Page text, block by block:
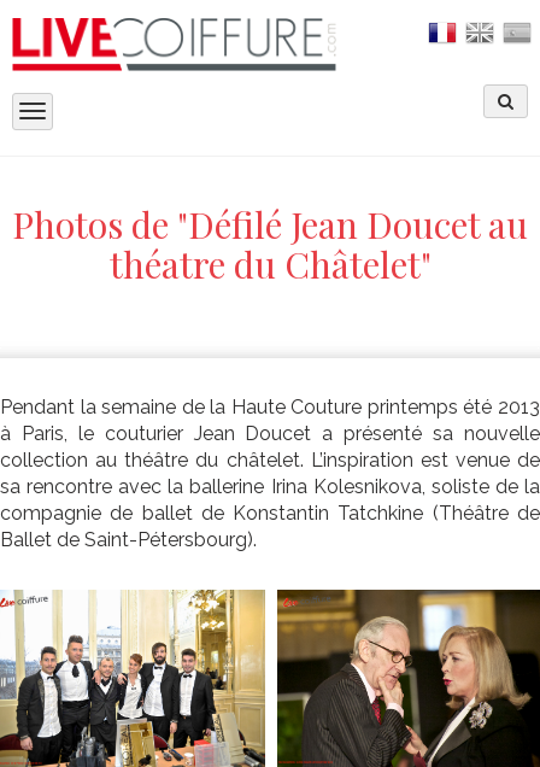
Toggle
Photos de "Défilé Jean Doucet au
théatre du Châtelet"
Pendant la semaine de la Haute Couture printemps été 2013
à Paris, le couturier Jean Doucet a présenté sa nouvelle
collection au théâtre du châtelet. L’inspiration est venue de
sa rencontre avec la ballerine Irina Kolesnikova, soliste de la
compagnie de ballet de Konstantin Tatchkine (Théâtre de
Ballet de Saint-Pétersbourg).